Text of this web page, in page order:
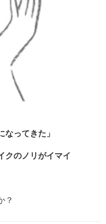
なってきた」
クのノリがイマイ
？